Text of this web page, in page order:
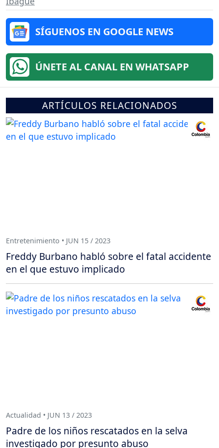
SÍGUENOS EN GOOGLE NEWS
ÚNETE AL CANAL EN WHATSAPP
ARTÍCULOS RELACIONADOS
Entretenimiento • JUN 15 / 2023
Freddy Burbano habló sobre el fatal accidente
en el que estuvo implicado
Actualidad • JUN 13 / 2023
Padre de los niños rescatados en la selva
investigado por presunto abuso